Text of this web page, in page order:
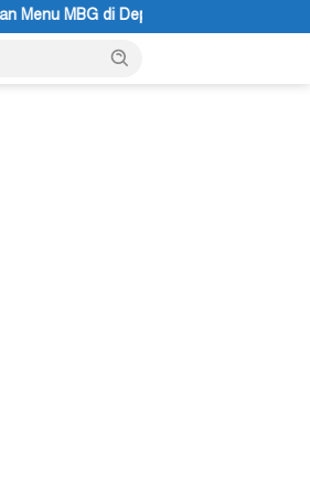
Bupati Kabupaten Jayawijaya